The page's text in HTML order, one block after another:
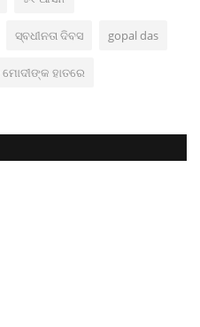
ସ୍ବଧୀନତା ଦିବସ gopal das
ହାତରେ